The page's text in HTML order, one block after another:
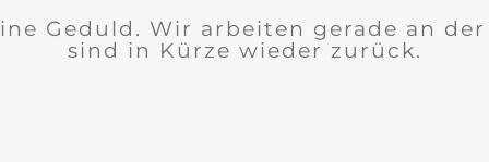
Geduld. Wir arbeiten gerade an
sind in Kürze wieder zurück.